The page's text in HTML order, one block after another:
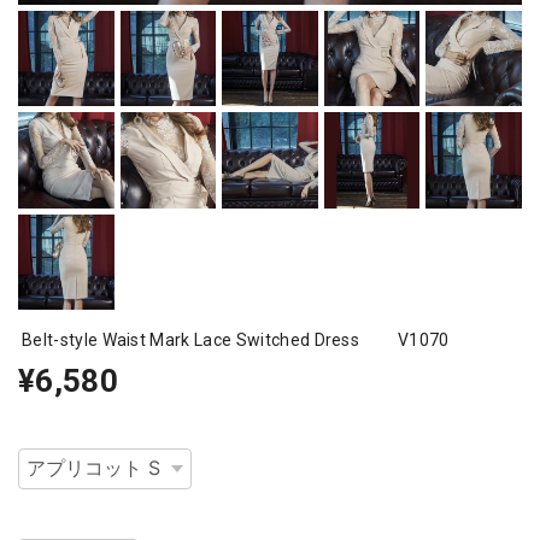
Belt-style Waist Mark Lace Switched Dress V1070
¥6,580